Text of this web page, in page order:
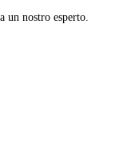
un nostro esperto.